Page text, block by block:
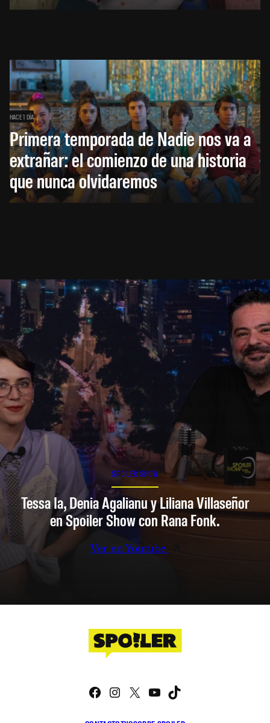
HACE 1 DÍA
Primera temporada de Nadie nos va a
extrañar: el comienzo de una historia
que nunca olvidaremos
SPOILER SHOW
Tessa Ia, Denia Agalianu y Liliana Villaseñor
en Spoiler Show con Rana Fonk.
Ver en Youtube
Facebook
Instagram
X YouTube